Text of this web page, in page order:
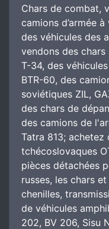
Chars de combat,
camions d’armée
des véhicules des
vendons des
T-34, des
BTR-60, des
soviétiques ZIL,
des chars de
des camions de
Tatra 813; achetez
tchécoslovaques
pièces détachées
russes, les chars
chenilles,
de véhicules
202, BV 206, Sisu